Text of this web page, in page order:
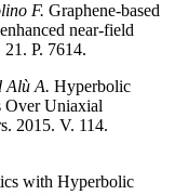
F. Graphene-based
near-field
P. 7614.
Alù A. Hyperbolic
Over Uniaxial
2015. V. 114.
with Hyperbolic